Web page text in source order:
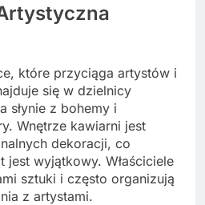
które przyciąga artystów i
się w dzielnicy
słynie z bohemy i
Wnętrze kawiarni jest
dekoracji, co
jest wyjątkowy. Właściciele
sztuki i często organizują
z artystami.